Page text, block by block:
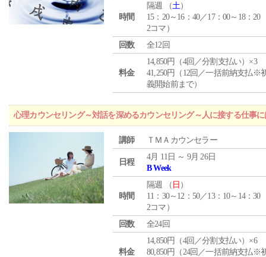
時間
隔週 （土）
15：20～16：40／17：00～18：20
2コマ）
回数
全12回
料金
14,850円（4回／分割支払い）×3
41,250円（12回／一括前納支払※
義開始前まで）
心理カウンセリング～対話を深めるカウンセリング～人に接する仕事
講師 ＴＭＡカウンセラー
日程
4月 11日 ～ 9月 26日
B Week
時間
隔週 （ 日 ）
11：30～12：50／13：10～14：30
2コマ）
回数
全24回
料金
14,850円（4回／分割支払い）×6
80,850円（24回／一括前納支払※